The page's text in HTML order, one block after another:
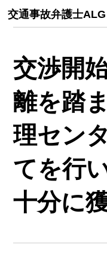
交通事故弁護士ALG
交渉開
離を踏
理セン
てを行
十分に